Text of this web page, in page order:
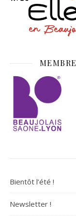
Bientôt l’été !
Newsletter !